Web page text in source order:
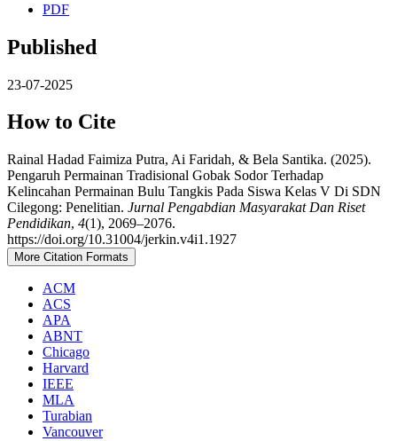
PDF
Published
23-07-2025
How to Cite
Rainal Hadad Faimiza Putra, Ai Faridah, & Bela Santika. (2025).
Pengaruh Permainan Tradisional Gobak Sodor Terhadap
Kelincahan Permainan Bulu Tangkis Pada Siswa Kelas V Di SDN
Cilegong: Penelitian. Jurnal Pengabdian Masyarakat Dan Riset
Pendidikan, 4(1), 2069–2076.
https://doi.org/10.31004/jerkin.v4i1.1927
More Citation Formats
ACM
ACS
APA
ABNT
Chicago
Harvard
IEEE
MLA
Turabian
Vancouver